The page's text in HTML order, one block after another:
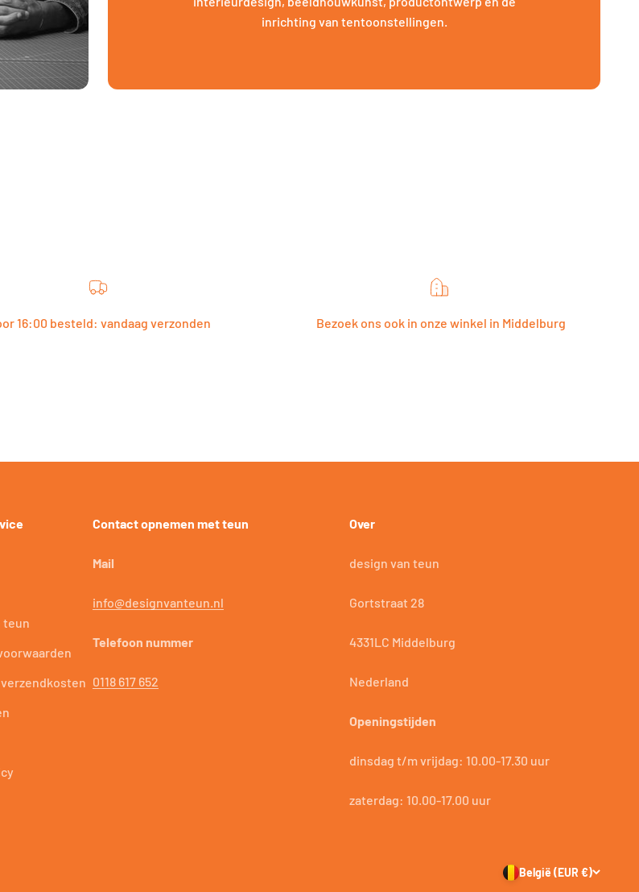
inrichting van tentoonstellingen.
16:00 besteld: vandaag verzonden Bezoek ons ook in onze winkel in Middelburg
teun
Contact opnemen met teun
Mail
info@designvanteun.nl
Telefoon nummer
0118 617 652
Over
design van teun
Gortstraat 28
4331LC Middelburg
Nederland
Openingstijden
dinsdag t/m vrijdag: 10.00-17.30 uur
zaterdag: 10.00-17.00 uur
België (EUR €)